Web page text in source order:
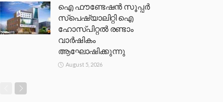
ഐ ഫൗണ്ടേഷൻ സൂപ്പർ
സ്പെഷ്യാലിറ്റി ഐ
ഹോസ്പിറ്റൽ രണ്ടാം
വാർഷികം
ആഘോഷിക്കുന്നു
August 5, 2026